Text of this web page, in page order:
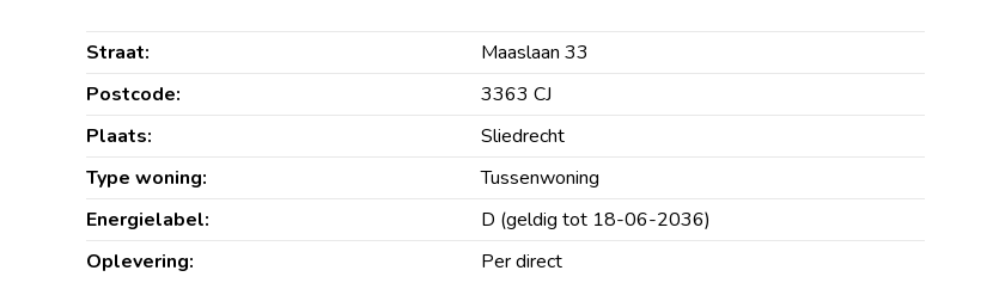
Maaslaan 33
3363 CJ
Sliedrecht
Tussenwoning
D (geldig tot 18-06-2036)
Per direct